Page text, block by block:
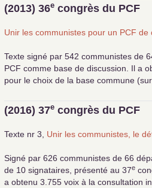
(2013) 36e congrès du PCF
Unir les communistes pour un PCF de
Texte signé par 542 communistes de
PCF comme base de discussion. Il a
pour le choix de la base commune
(2016) 37e congrès du PCF
Texte nr 3, Unir les communistes, le
Signé par 626 communistes de 66
de 10 signataires, présenté au 37e
a obtenu 3.755 voix à la consultation